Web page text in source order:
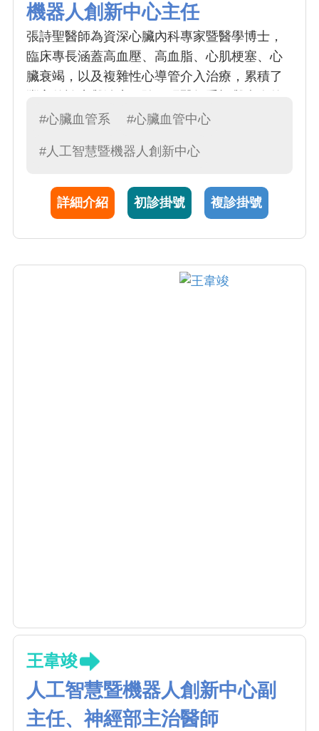
機器人創新中心主任
張詩聖醫師為資深心臟內科專家暨醫學博士，
臨床專長涵蓋高血壓、高血脂、心肌梗塞、心
臟衰竭，以及複雜性心導管介入治療，累積了
溝通，秉持「傾聽需求，專業解決」的理念，
外，張醫師曾赴美國國家衛生研究院（NIH）與
智慧相關研究，將先進科技應用於醫療實務，
期望造福更多病人，提升心臟醫學照護品質。
#心臟血管系 #心臟血管中心
#人工智慧暨機器人創新中心
詳細介紹 初診掛號 複診掛號
王韋竣
人工智慧暨機器人創新中心副
主任、神經部主治醫師